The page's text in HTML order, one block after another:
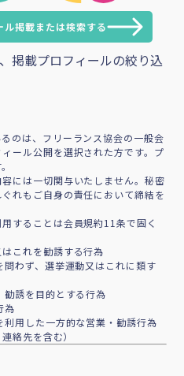
ル掲載または検索する
掲載プロフィールの絞り込
のは、フリーランス協会の一般会
ール公開を選択された方です。プ
には一切関与いたしません。秘密
れもご自身の責任において締結を
することは会員規約11条で固く
これを勧誘する行為
問わず、選挙運動又はこれに類す
勧誘を目的とする行為
為
利用した一方的な営業・勧誘行為
絡先を含む）